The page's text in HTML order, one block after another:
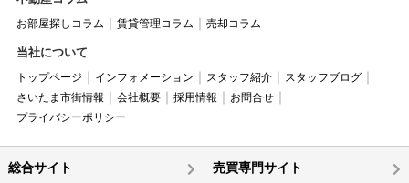
お部屋探しコラム 賃貸管理コラム 売却コラム
当社について
トップページ インフォメーション スタッフ紹介
スタッフブログ
さいたま市街情報
会社概要 採用情報
お問合せ
プライバシーポリシー
総合サイト 売買専門サイト